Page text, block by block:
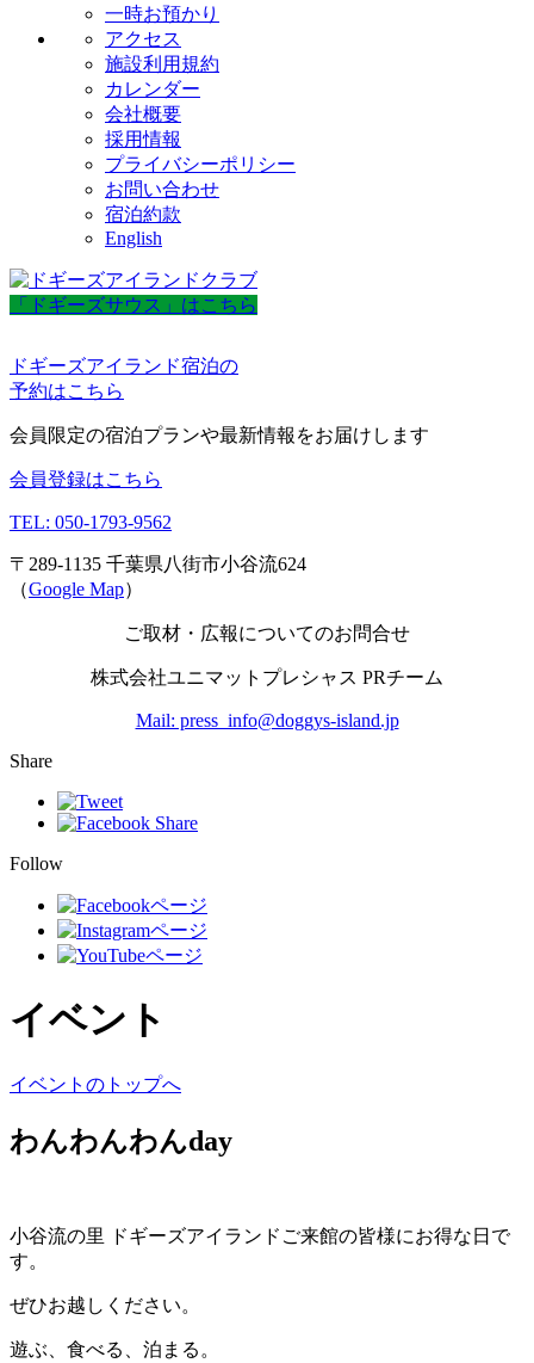
一時お預かり
アクセス
施設利用規約
カレンダー
会社概要
採用情報
プライバシーポリシー
お問い合わせ
宿泊約款
English
「ドギーズサウス」はこちら
ドギーズアイランド宿泊の
予約はこちら
会員限定の宿泊プランや最新情報をお届けします
会員登録はこちら
TEL: 050-1793-9562
〒289-1135 千葉県八街市小谷流624
（Google Map）
ご取材・広報についてのお問合せ
株式会社ユニマットプレシャス PRチーム
Mail: press_info@doggys-island.jp
Share
Follow
イベント
イベントのトップへ
わんわんわんday
小谷流の里 ドギーズアイランドご来館の皆様にお得な日で
す。
ぜひお越しください。
遊ぶ、食べる、泊まる。